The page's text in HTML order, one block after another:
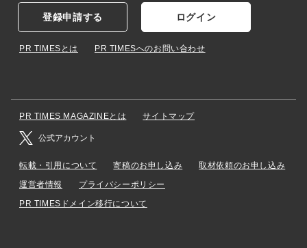
登録申請する ログイン
PR TIMESとは PR TIMESへのお問い合わせ
PR TIMES MAGAZINEとは サイトマップ
公式アカウント
転載・引用について 寄稿のお申し込み
取材依頼のお申し込み
運営者情報
プライバシーポリシー
PR TIMESドメイン移行について